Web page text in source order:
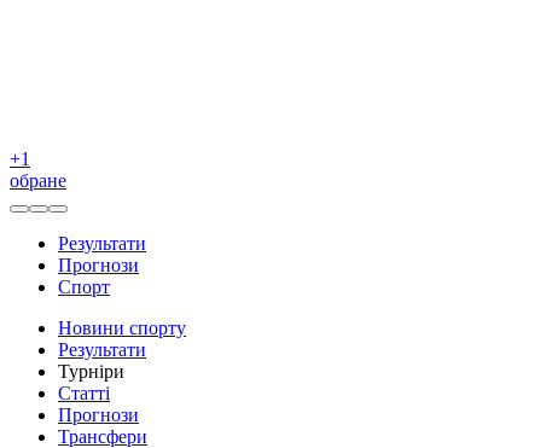
+1
обране
Результати
Прогнози
Спорт
Новини спорту
Результати
Турніри
Статті
Прогнози
Трансфери